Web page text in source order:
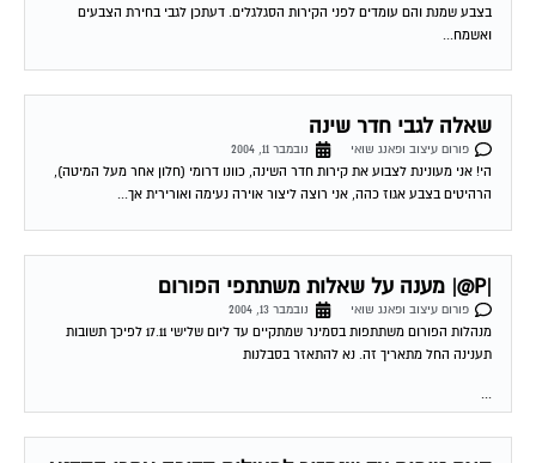
בצבע שמנת והם עומדים לפני הקירות הסגלגלים. דעתכן לגבי בחירת הצבעים
ואשמח...
שאלה לגבי חדר שינה
פורום עיצוב ופאנג שואי
נובמבר 11, 2004
הי! אני מעונינת לצבוע את קירות חדר השינה, כוונו דרומי (חלון אחר מעל המיטה),
הרהיטים בצבע אגוז כהה, אני רוצה ליצור אוירה נעימה ואורירית אך...
|P@| מענה על שאלות משתתפי הפורום
פורום עיצוב ופאנג שואי
נובמבר 13, 2004
מנהלות הפורום משתתפות בסמינר שמתקיים עד ליום שלישי 17.11 לפיכך תשובות
תענינה החל מתאריך זה. נא להתאזר בסבלנות
...